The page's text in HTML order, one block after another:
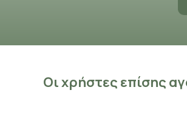
Οι χρήστες επίσης